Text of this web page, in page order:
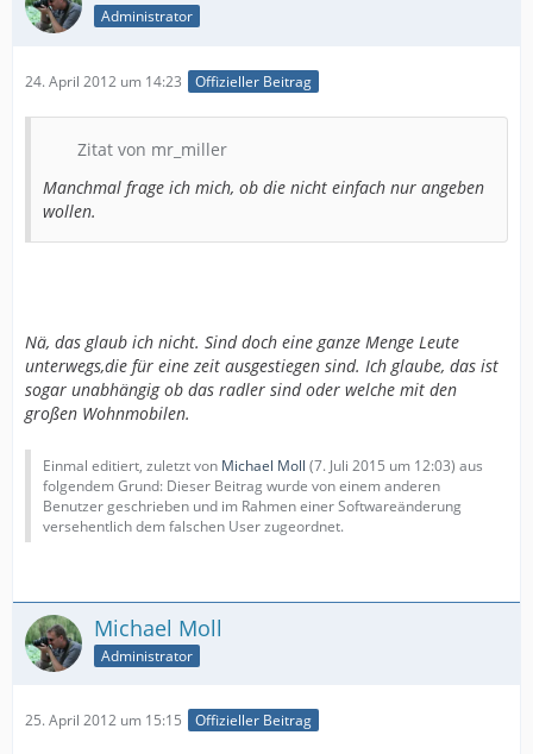
Administrator
24. April 2012 um 14:23 Offizieller Beitrag
Zitat von mr_miller
Manchmal frage ich mich, ob die nicht einfach nur angeben
wollen.
Nä, das glaub ich nicht. Sind doch eine ganze Menge Leute
unterwegs,die für eine zeit ausgestiegen sind. Ich glaube, das ist
sogar unabhängig ob das radler sind oder welche mit den
großen Wohnmobilen.
Einmal editiert, zuletzt von Michael Moll (7. Juli 2015 um 12:03) aus
folgendem Grund: Dieser Beitrag wurde von einem anderen
Benutzer geschrieben und im Rahmen einer Softwareänderung
versehentlich dem falschen User zugeordnet.
Michael Moll
Administrator
25. April 2012 um 15:15 Offizieller Beitrag